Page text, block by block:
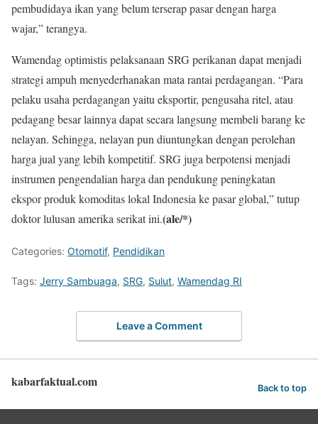
pembudidaya ikan yang belum terserap pasar dengan harga
wajar,” terangya.
Wamendag optimistis pelaksanaan SRG perikanan dapat menjadi
strategi ampuh menyederhanakan mata rantai perdagangan. “Para
pelaku usaha perdagangan yaitu eksportir, pengusaha ritel, atau
pedagang besar lainnya dapat secara langsung membeli barang ke
nelayan. Sehingga, nelayan pun diuntungkan dengan perolehan
harga jual yang lebih kompetitif. SRG juga berpotensi menjadi
instrumen pengendalian harga dan pendukung peningkatan
ekspor produk komoditas lokal Indonesia ke pasar global,” tutup
doktor lulusan amerika serikat ini.(ale/*)
Categories: Otomotif, Pendidikan
Tags: Jerry Sambuaga, SRG, Sulut, Wamendag RI
Leave a Comment
kabarfaktual.com Back to top